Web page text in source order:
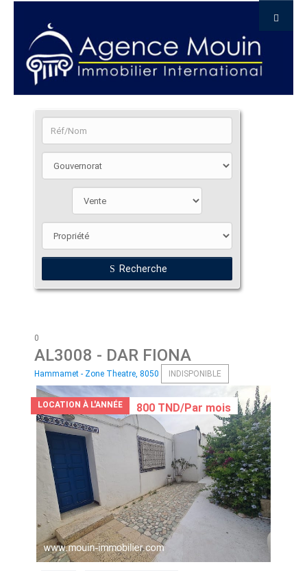
Recherche
0
AL3008 - DAR FIONA
Hammamet - Zone Theatre, 8050 INDISPONIBLE
LOCATION À L'ANNÉE 800 TND/Par mois